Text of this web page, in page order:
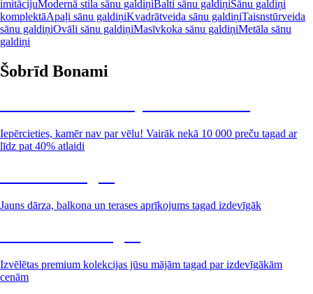
imitācijuModernā stila sānu galdiņiBalti sānu galdiņiSānu galdiņi
komplektāApaļi sānu galdiņiKvadrātveida sānu galdiņiTaisnstūrveida
sānu galdiņiOvāli sānu galdiņiMasīvkoka sānu galdiņiMetāla sānu
galdiņi
Šobrīd Bonami
Iepērcieties, kamēr nav par vēlu! Vairāk nekā 10 000 preču tagad ar
līdz pat 40% atlaidi
Jauns dārza, balkona un terases aprīkojums tagad izdevīgāk
Izvēlētas premium kolekcijas jūsu mājām tagad par izdevīgākām
cenām